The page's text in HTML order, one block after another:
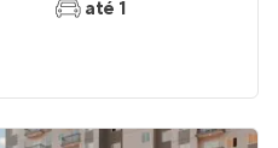
até 1